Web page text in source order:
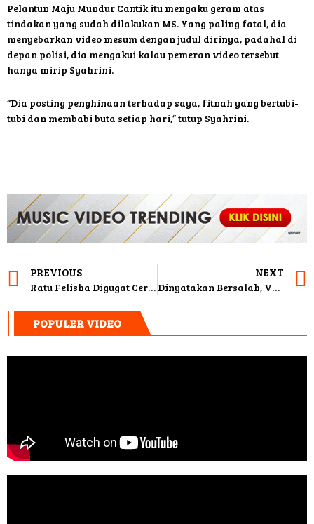
Pelantun Maju Mundur Cantik itu mengaku geram atas
tindakan yang sudah dilakukan MS. Yang paling fatal, dia
menyebarkan video mesum dengan judul dirinya, padahal di
depan polisi, dia mengakui kalau pemeran video tersebut
hanya mirip Syahrini.
“Dia posting penghinaan terhadap saya, fitnah yang bertubi-
tubi dan membabi buta setiap hari,” tutup Syahrini.
PREVIOUS
Ratu Felisha Digugat Cerai Suami
NEXT
Dinyatakan Bersalah, Vanessa Angel Dihukum 3 Bulan Penjara dan Denda Rp 10 Juta
POPULER VIDEO